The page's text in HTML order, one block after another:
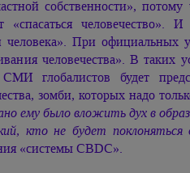
собственности», потому
человечество».
При официальных
человечества». В таких
глобалистов будет
зомби, которых надо
ему было вложить дух в
кто не будет поклоняться
«системы CBDC».